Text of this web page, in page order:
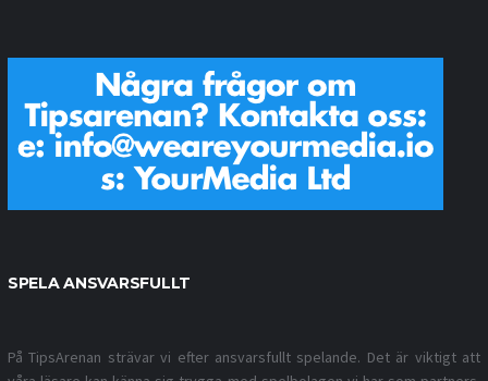
SPELA ANSVARSFULLT
På TipsArenan strävar vi efter ansvarsfullt spelande. Det är viktigt att